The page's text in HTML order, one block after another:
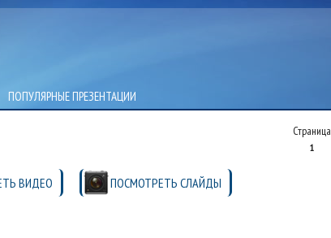
ПОПУЛЯРНЫЕ ПРЕЗЕНТАЦИИ
Страница
1
ВИДЕО ПОСМОТРЕТЬ СЛАЙДЫ